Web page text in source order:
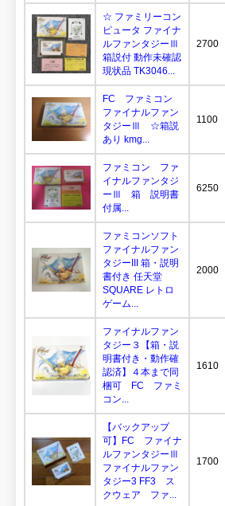
☆ ファミリーコン
ピュータ ファイナ
ルファンタジーⅢ
箱説付 動作未確認
現状品 TK3046...
2700
FC ファミコン
ファイナルファン
タジーⅢ ☆箱説
あり kmg...
1100
ファミコン ファ
イナルファンタジ
ーⅢ 箱 説明書
付属...
6250
ファミコンソフト
ファイナルファン
タジーIII 箱・説明
書付き 任天堂
SQUARE レトロ
ゲーム...
2000
ファイナルファン
タジー３【箱・説
明書付き・動作確
認済】４本まで同
梱可 FC ファミ
コン...
1610
【バックアップ
可】FC ファイナ
ルファンタジーⅢ
ファイナルファン
タジー3 FF3 ス
クウェア ファ...
1700